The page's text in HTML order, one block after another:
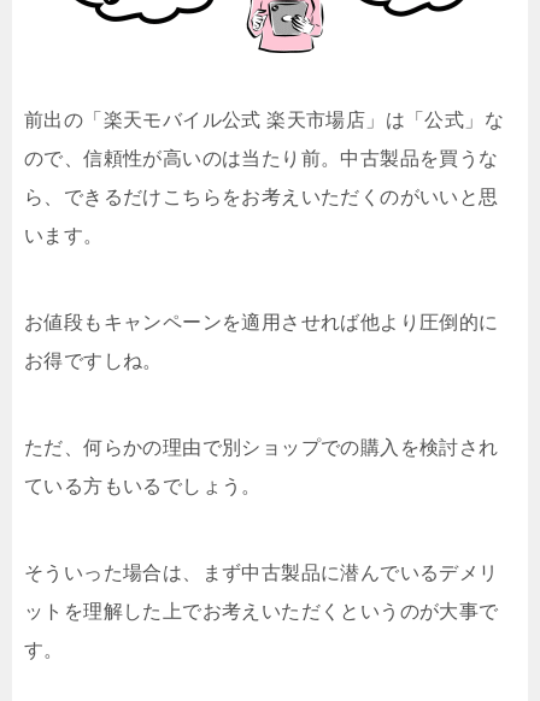
前出の「楽天モバイル公式 楽天市場店」は「公式」な
ので、信頼性が高いのは当たり前。中古製品を買うな
ら、できるだけこちらをお考えいただくのがいいと思
います。
お値段もキャンペーンを適用させれば他より圧倒的に
お得ですしね。
ただ、何らかの理由で別ショップでの購入を検討され
ている方もいるでしょう。
そういった場合は、まず中古製品に潜んでいるデメリ
ットを理解した上でお考えいただくというのが大事で
す。